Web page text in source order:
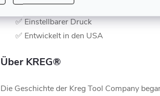
✅ Automaxx®-System
✅ Einstellbarer Druck
✅ Entwickelt in den USA
Über KREG®
Die Geschichte der Kreg Tool Company